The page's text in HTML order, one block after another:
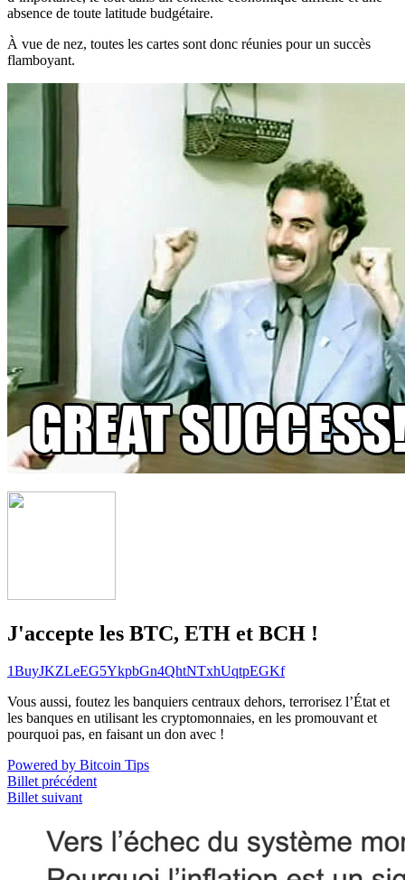
absence de toute latitude budgétaire.
À vue de nez, toutes les cartes sont donc réunies pour un succès
flamboyant.
J'accepte les BTC, ETH et BCH !
1BuyJKZLeEG5YkpbGn4QhtNTxhUqtpEGKf
Vous aussi, foutez les banquiers centraux dehors, terrorisez l’État et
les banques en utilisant les cryptomonnaies, en les promouvant et
pourquoi pas, en faisant un don avec !
Powered by Bitcoin Tips
Billet précédent
Billet suivant